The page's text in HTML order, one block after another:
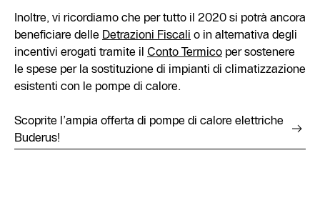
Inoltre, vi ricordiamo che per tutto il 2020 si potrà ancora
beneficiare delle Detrazioni Fiscali o in alternativa degli
incentivi erogati tramite il Conto Termico per sostenere
le spese per la sostituzione di impianti di climatizzazione
esistenti con le pompe di calore.
Scoprite l’ampia offerta di pompe di calore elettriche
Buderus!